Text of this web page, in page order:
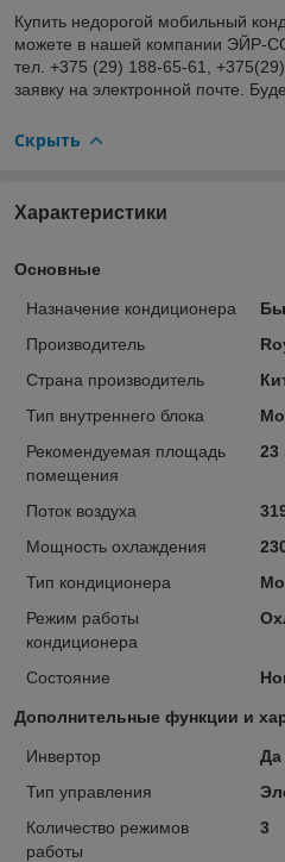
Купить недорогой мобильный
можете в нашей компании ЭЙР-
тел. +375 (29) 188-65-61,
заявку на электронной почте.
Скрыть
Характеристики
Основные
Назначение кондиционера
Производитель
Страна производитель
Тип внутреннего блока
Рекомендуемая площадь
помещения
23
Поток воздуха
Мощность охлаждения
Тип кондиционера
Режим работы
кондиционера
Состояние
Дополнительные функции и
Инвертор
Да
Тип управления
Количество режимов
работы
3